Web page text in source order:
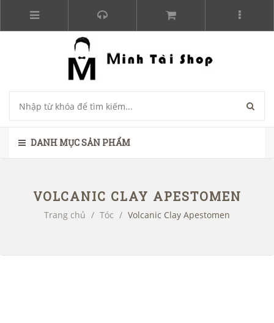
DANH MỤC SẢN PHẨM
VOLCANIC CLAY APESTOMEN
Trang chủ / Tóc / Volcanic Clay Apestomen